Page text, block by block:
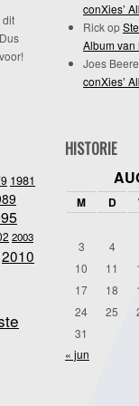
dit
conXies’
Rickop
Album van
Joes
conXies’
1981
2003
2010
HISTORIE
M D
3
4
10
11
17
18
24
25
31
« jun